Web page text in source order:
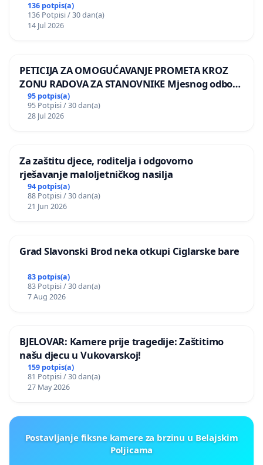
136 potpis(a)
136 Potpisi / 30 dan(a)
14 Jul 2026
PETICIJA ZA OMOGUĆAVANJE PROMETA KROZ
ZONU RADOVA ZA STANOVNIKE Mjesnog odbora
Kamensko i Lemić Brdo
95 potpis(a)
95 Potpisi / 30 dan(a)
28 Jul 2026
Za zaštitu djece, roditelja i odgovorno
rješavanje maloljetničkog nasilja
94 potpis(a)
88 Potpisi / 30 dan(a)
21 Jun 2026
Grad Slavonski Brod neka otkupi Ciglarske bare
83 potpis(a)
83 Potpisi / 30 dan(a)
7 Aug 2026
BJELOVAR: Kamere prije tragedije: Zaštitimo
našu djecu u Vukovarskoj!
159 potpis(a)
81 Potpisi / 30 dan(a)
27 May 2026
Postavljanje fiksne kamere za brzinu u Belajskim
Poljicama